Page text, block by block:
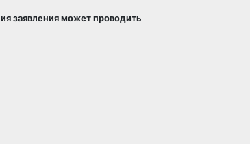
заявления может проводить